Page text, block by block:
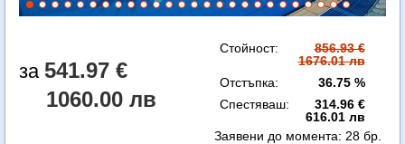
541.97 €
1060.00 лв
Стойност:
856.93 €
1676.01 лв
Отстъпка:
36.75 %
Спестяваш:
314.96 €
616.01 лв
Заявени до момента: 28 бр.